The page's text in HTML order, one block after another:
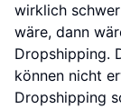
wirklich
wäre, dann
Dropshipping.
können nicht
Dropshipping